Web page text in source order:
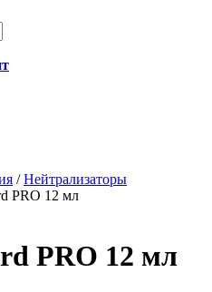
/Нейтрализаторы
PRO 12 мл
PRO 12 мл